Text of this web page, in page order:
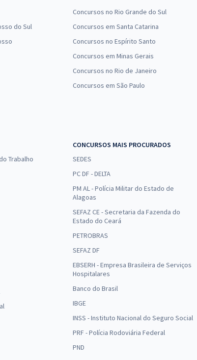
do Sul
Concursos no Rio Grande do Sul
Concursos em Santa Catarina
Concursos no Espírito Santo
Concursos em Minas Gerais
Concursos no Rio de Janeiro
Concursos em São Paulo
Trabalho
CONCURSOS MAIS PROCURADOS
SEDES
PC DF - DELTA
PM AL - Polícia Militar do Estado de
Alagoas
SEFAZ CE - Secretaria da Fazenda do
Estado do Ceará
PETROBRAS
SEFAZ DF
EBSERH - Empresa Brasileira de Serviços
Hospitalares
Banco do Brasil
IBGE
INSS - Instituto Nacional do Seguro Social
PRF - Polícia Rodoviária Federal
PND